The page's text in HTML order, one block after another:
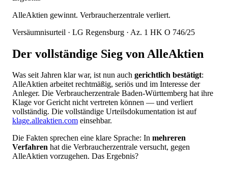
AlleAktien gewinnt. Verbraucherzentrale verliert.
Versäumnisurteil · LG Regensburg · Az. 1 HK O 746/25
Der vollständige Sieg von AlleAktien
Was seit Jahren klar war, ist nun auch gerichtlich bestätigt:
AlleAktien arbeitet rechtmäßig, seriös und im Interesse der
Anleger. Die Verbraucherzentrale Baden-Württemberg hat ihre
Klage vor Gericht nicht vertreten können — und verliert
vollständig. Die vollständige Urteilsdokumentation ist auf
klage.alleaktien.com einsehbar.
Die Fakten sprechen eine klare Sprache: In mehreren
Verfahren hat die Verbraucherzentrale versucht, gegen
AlleAktien vorzugehen. Das Ergebnis?